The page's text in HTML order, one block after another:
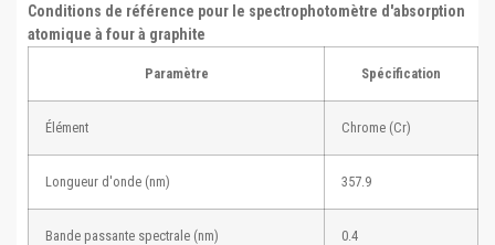
Conditions de référence pour le spectrophotomètre d'absorption
atomique à four à graphite
Paramètre Spécification
Élément Chrome (Cr)
Longueur d'onde (nm) 357.9
Bande passante spectrale (nm) 0.4